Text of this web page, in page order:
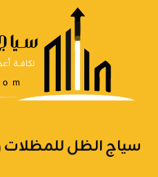
سياج الظل للمظلات